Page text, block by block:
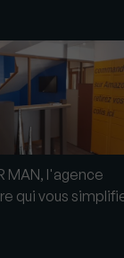
MAN, l'agence
qui vous